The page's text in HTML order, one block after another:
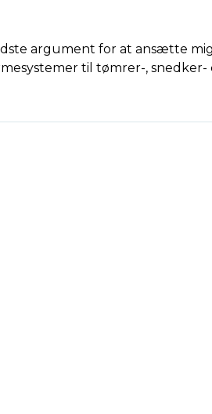
argument for at ansætte
til tømrer-,